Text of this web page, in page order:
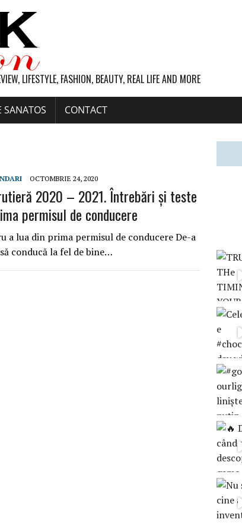
LIFESTYLE, FASHION, BEAUTY, REAL LIFE AND MORE
SANATOS CONTACT
OCTOMBRIE 24, 2020
2020 – 2021. Întrebări şi teste
permisul de conducere
a lua din prima permisul de conducere De-a
conducă la fel de bine…